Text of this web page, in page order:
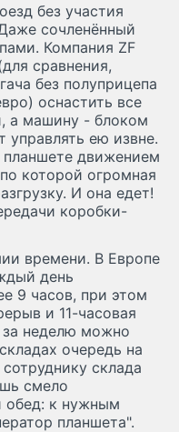
без участия
сочленённый
Компания ZF
сравнения,
без полуприцепа
оснастить все
а машину - блоком
управлять ею извне.
движением
которой огромная
И она едет!
коробки-
времени. В Европе
день
9 часов, при этом
и 11-часовая
за неделю можно
очередь на
склада
смело
обед: к нужным
планшета".